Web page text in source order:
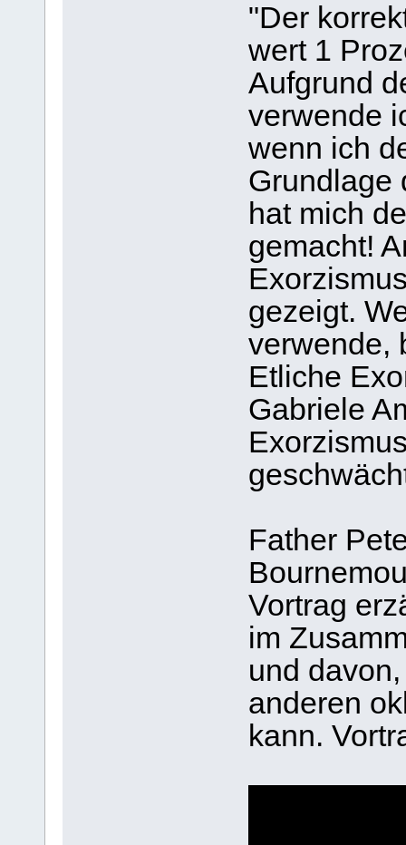
"Der
wert 1
Aufgrund
verwende
wenn ich
Grundlage
hat mich
gemacht!
gezeigt.
verwende,
Etliche
Gabriele
Father
Vortrag
im
und
anderen
kann.